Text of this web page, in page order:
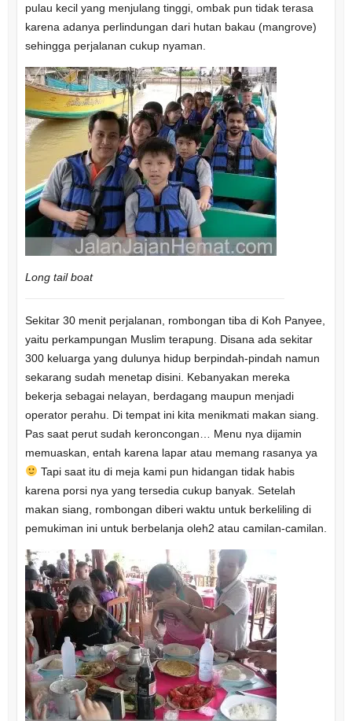
pulau kecil yang menjulang tinggi, ombak pun tidak terasa
karena adanya perlindungan dari hutan bakau (mangrove)
sehingga perjalanan cukup nyaman.
Long tail boat
Sekitar 30 menit perjalanan, rombongan tiba di Koh Panyee,
yaitu perkampungan Muslim terapung. Disana ada sekitar
300 keluarga yang dulunya hidup berpindah-pindah namun
sekarang sudah menetap disini. Kebanyakan mereka
bekerja sebagai nelayan, berdagang maupun menjadi
operator perahu. Di tempat ini kita menikmati makan siang.
Pas saat perut sudah keroncongan… Menu nya dijamin
memuaskan, entah karena lapar atau memang rasanya ya
Tapi saat itu di meja kami pun hidangan tidak habis
karena porsi nya yang tersedia cukup banyak. Setelah
makan siang, rombongan diberi waktu untuk berkeliling di
pemukiman ini untuk berbelanja oleh2 atau camilan-camilan.